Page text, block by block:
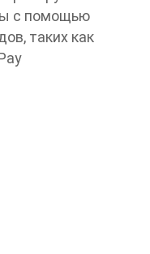
с помощью
таких как